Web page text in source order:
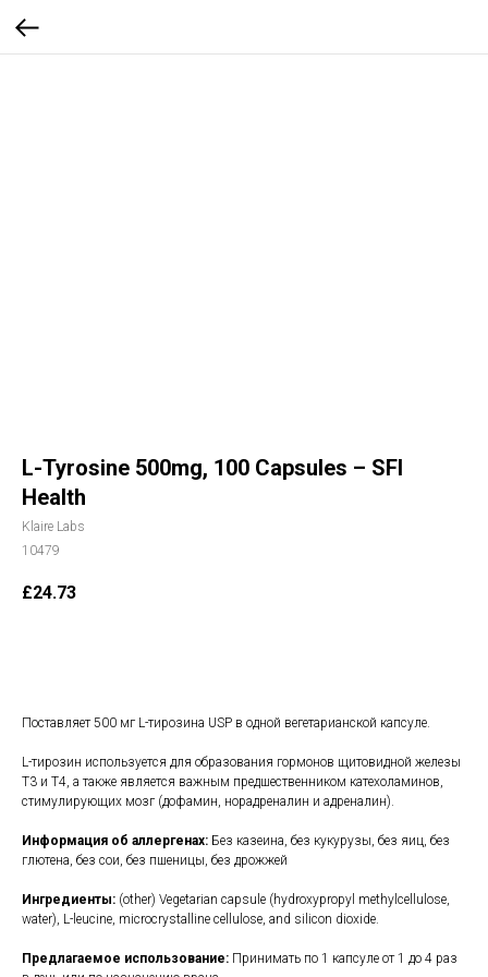
L-Tyrosine 500mg, 100 Capsules – SFI
Health
Klaire Labs
10479
£24.73
Поставляет 500 мг L-тирозина USP в одной вегетарианской капсуле.
L-тирозин используется для образования гормонов щитовидной железы
Т3 и Т4, а также является важным предшественником катехоламинов,
стимулирующих мозг (дофамин, норадреналин и адреналин).
Информация об аллергенах: Без казеина, без кукурузы, без яиц, без
глютена, без сои, без пшеницы, без дрожжей
Ингредиенты: (other) Vegetarian capsule (hydroxypropyl methylcellulose,
water), L-leucine, microcrystalline cellulose, and silicon dioxide.
Предлагаемое использование: Принимать по 1 капсуле от 1 до 4 раз